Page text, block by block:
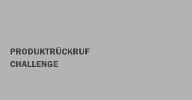
PRODUKTRÜCKRUF
CHALLENGE